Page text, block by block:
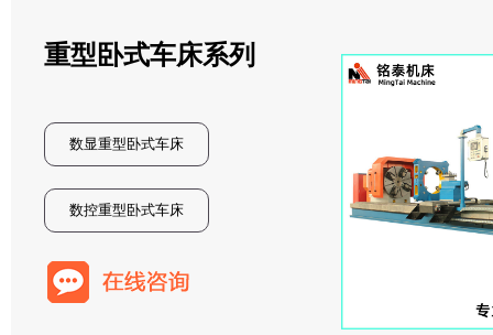
重型卧式车床系列
数显重型卧式车床
数控重型卧式车床